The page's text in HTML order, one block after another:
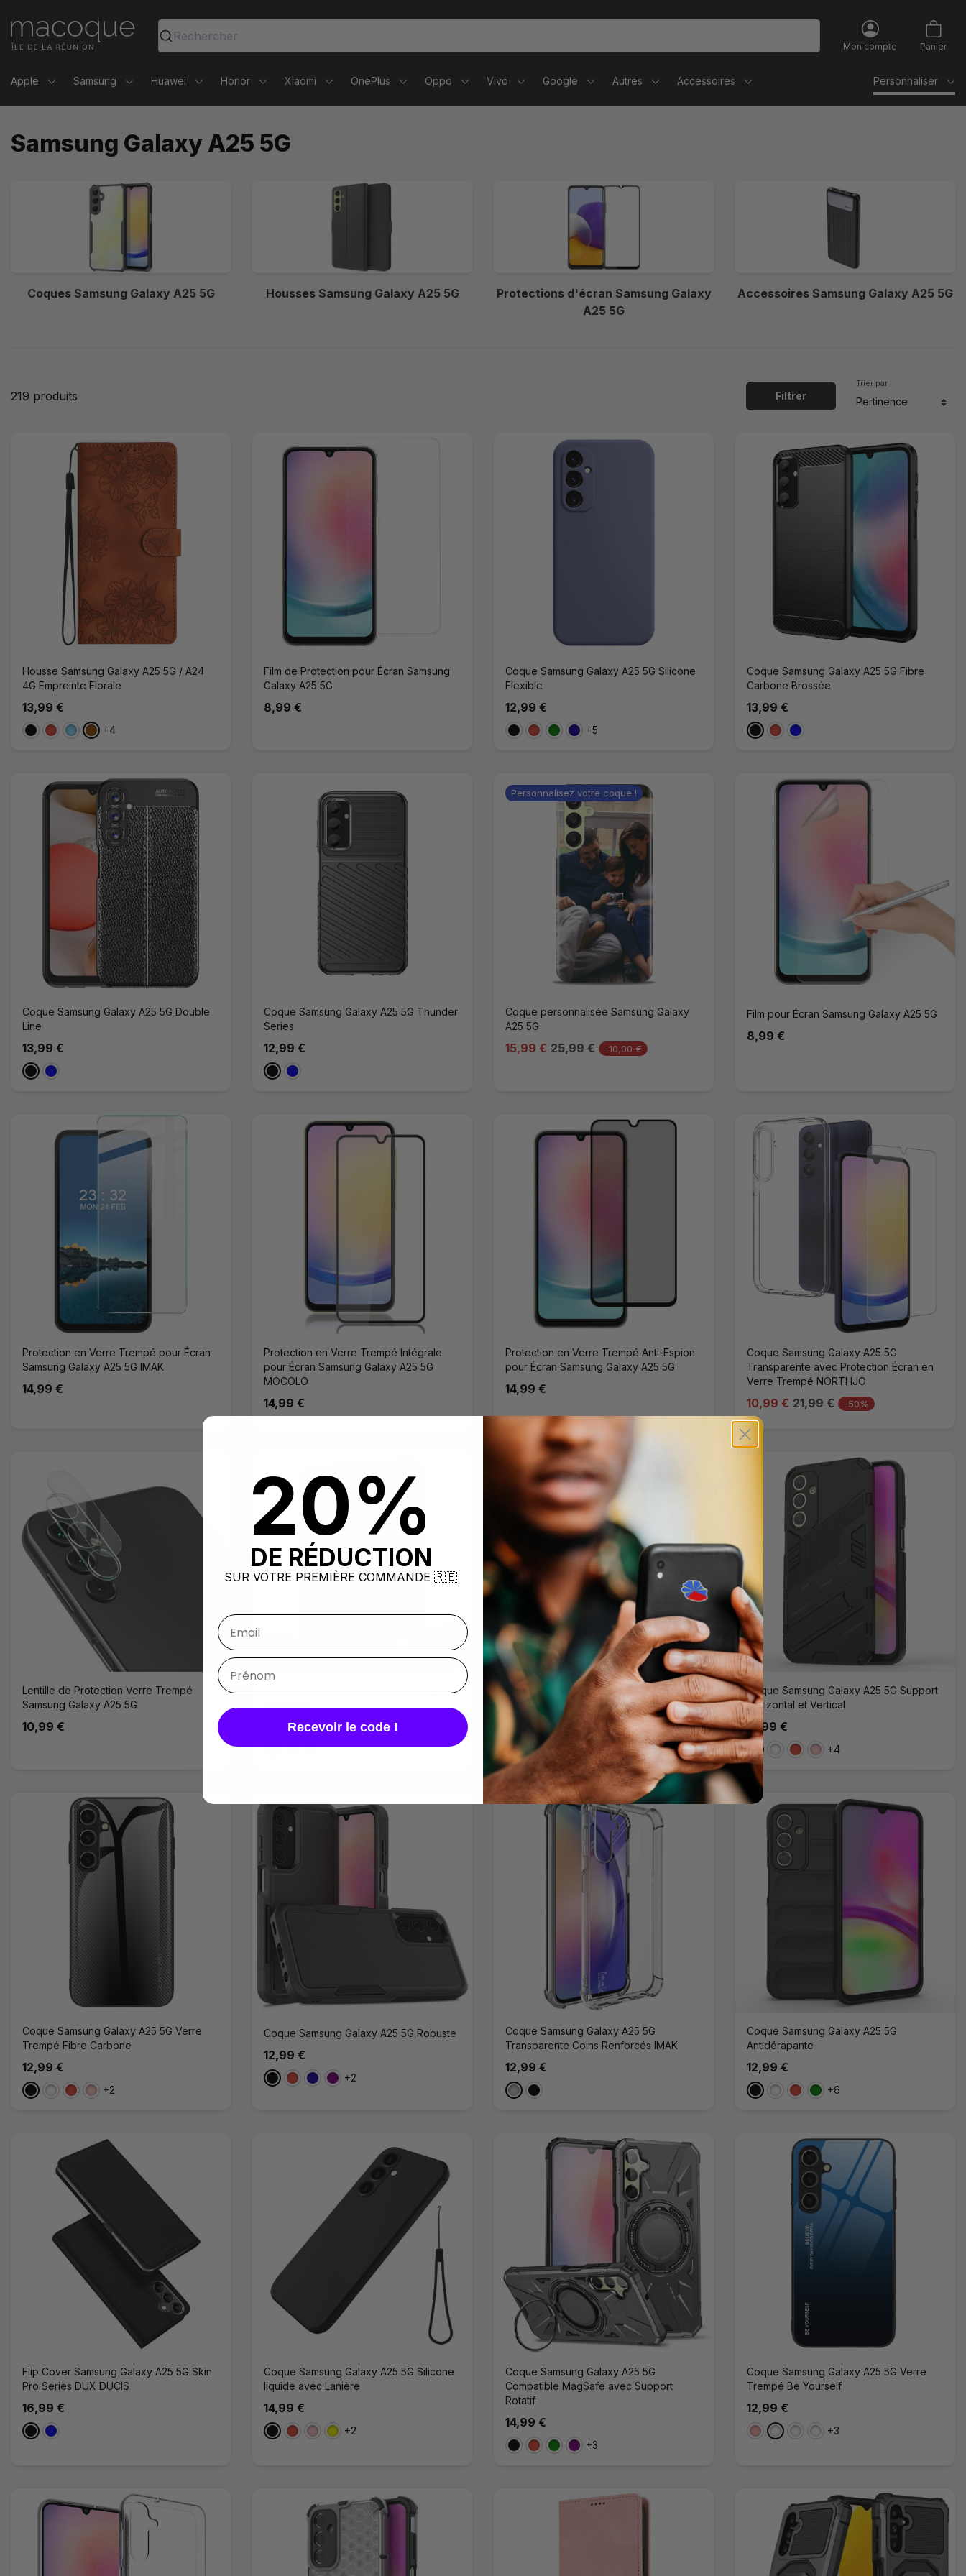
Ma Coque - Coques et Accessoires pour smartphones et tablettes
Rechercher
Mon compte Panier
Apple Samsung Huawei Honor Xiaomi OnePlus Oppo Vivo Google Autres Accessoires Personnaliser
Samsung Galaxy A25 5G
Coques Samsung Galaxy A25 5G Housses Samsung Galaxy A25 5G
Protections d'écran Samsung Galaxy
A25 5G
Accessoires Samsung Galaxy A25 5G
219 produits Filtrer
Trier par
Housse Samsung Galaxy A25 5G / A24
4G Empreinte Florale
13,99 €
NoirRougeBleu Clair
Marron
+4
Film de Protection pour Écran Samsung
Galaxy A25 5G
8,99 €
Coque Samsung Galaxy A25 5G Silicone
Flexible
12,99 €
NoirRouge
VertBleu Foncé
+5
Coque Samsung Galaxy A25 5G Fibre
Carbone Brossée
13,99 €
NoirRouge
Bleu
Coque Samsung Galaxy A25 5G Double
Line
13,99 €
NoirBleu
Coque Samsung Galaxy A25 5G Thunder
Series
12,99 €
NoirBleu
Coque personnalisée Samsung Galaxy
A25 5G
15,99 € 25,99 € -10,00 €
Personnalisez votre coque !
Film pour Écran Samsung Galaxy A25 5G
8,99 €
Protection en Verre Trempé pour Écran
Samsung Galaxy A25 5G IMAK
14,99 €
Protection en Verre Trempé Intégrale
pour Écran Samsung Galaxy A25 5G
MOCOLO
14,99 €
Protection en Verre Trempé Anti-Espion
pour Écran Samsung Galaxy A25 5G
14,99 €
Coque Samsung Galaxy A25 5G
Transparente avec Protection Écran en
Verre Trempé NORTHJO
10,99 € 21,99 € -50%
Lentille de Protection Verre Trempé
Samsung Galaxy A25 5G
10,99 €
Coque Samsung Galaxy A25 5G Ring
14,99 €
NoirRougeBleu
Coque Samsung Galaxy A25 5G Bumper
en Silicone
13,99 €
Noir Rose Bleu Foncé
Coque Samsung Galaxy A25 5G Support
Horizontal et Vertical
14,99 €
NoirBlancRougeRose+4
Coque Samsung Galaxy A25 5G Verre
Trempé Fibre Carbone
12,99 €
NoirBlancRougeRose+2
Coque Samsung Galaxy A25 5G Robuste
12,99 €
NoirRougeBleu Foncé
Violet
+2
Coque Samsung Galaxy A25 5G
Transparente Coins Renforcés IMAK
12,99 €
Transparent
Noir Transparent
Coque Samsung Galaxy A25 5G
Antidérapante
12,99 €
NoirBlancRougeVert+6
Flip Cover Samsung Galaxy A25 5G Skin
Pro Series DUX DUCIS
16,99 €
NoirBleu
Coque Samsung Galaxy A25 5G Silicone
liquide avec Lanière
14,99 €
NoirRougeRoseJaune
+2
Coque Samsung Galaxy A25 5G
Compatible MagSafe avec Support
Rotatif
14,99 €
NoirRouge
VertViolet
+3
Coque Samsung Galaxy A25 5G Verre
Trempé Be Yourself
12,99 €
Or RoseBleu/NoirRose/Violet
Violet/Bleu
+3
20%
DE RÉDUCTION
SUR VOTRE PREMIÈRE COMMANDE 🇷🇪
Recevoir le code !